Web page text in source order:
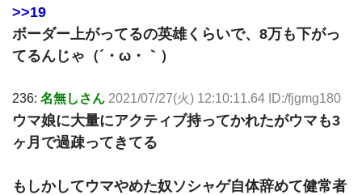
>>19
ボーダー上がってるの英雄くらいで、8万も下がっ
てるんじゃ（´・ω・｀）
236: 名無しさん 2021/07/27(火) 12:10:11.64 ID:/fjgmg180
ウマ娘に大量にアクティブ持ってかれたがウマも3
ヶ月で過疎ってきてる
もしかしてウマやめた奴ソシャゲ自体辞めて健常者